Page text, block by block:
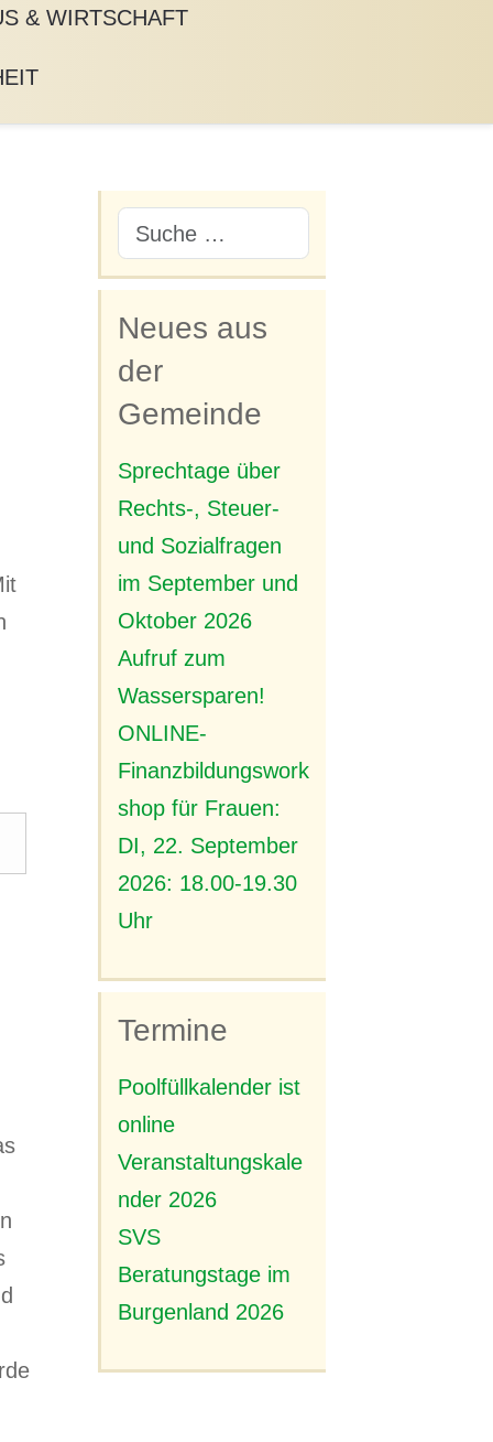
& WIRTSCHAFT
Neues aus
der
Gemeinde
Sprechtage über
Rechts-, Steuer-
und Sozialfragen
im September und
Oktober 2026
Aufruf zum
Wassersparen!
ONLINE-
Finanzbildungswork
shop für Frauen:
DI, 22. September
2026: 18.00-19.30
Uhr
Termine
Poolfüllkalender ist
online
Veranstaltungskale
nder 2026
SVS
Beratungstage im
Burgenland 2026